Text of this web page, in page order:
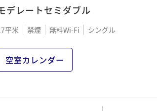
デレートセミダブル
平米 禁煙 無料Wi-Fi シングル
空室カレンダー